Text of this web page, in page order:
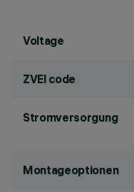
Voltage
ZVEI code
Stromversorgung
Montageoptionen